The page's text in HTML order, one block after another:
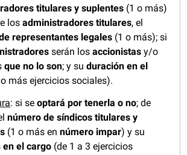
titulares y suplentes (1 o más)
losadministradores titulares, el
representantes legales (1 o más); si
serán losaccionistas y/o
que no lo son; y suduración en el
más ejercicios sociales).
: si seoptará por tenerla o no; de
número de síndicos titulares y
(1 o más ennúmero impar) y su
en el cargo (de 1 a 3 ejercicios